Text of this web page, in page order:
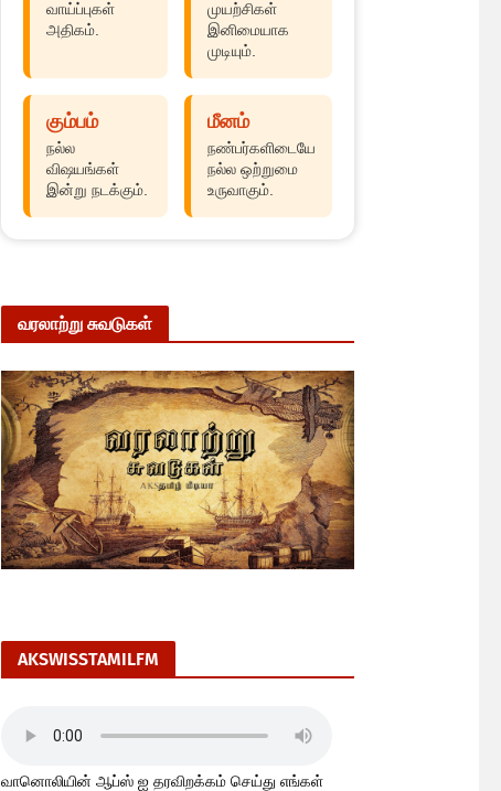
வாய்ப்புகள்
அதிகம்.
முயற்சிகள்
இனிமையாக
முடியும்.
கும்பம்
நல்ல
விஷயங்கள்
இன்று நடக்கும்.
மீனம்
நண்பர்களிடையே
நல்ல ஒற்றுமை
உருவாகும்.
வரலாற்று சுவடுகள்
AKSWISSTAMILFM
வானொலியின் ஆப்ஸ் ஐ தரவிறக்கம் செய்து எங்கள்